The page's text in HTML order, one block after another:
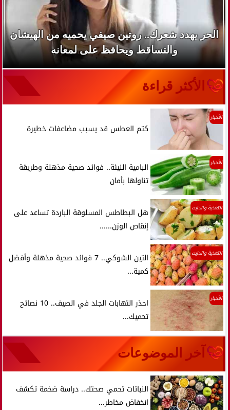
الحر يهدد شعرك.. روتين صيفي يحميه من الهيشان
والتساقط ويحافظ على لمعانه
الأكثر قراءة
الأخبار
كتم العطس قد يسبب مضاعفات خطيرة
الأخبار
البامية النيئة.. فوائد صحية مذهلة وطريقة
تناولها بأمان
التغذية والدايت
هل البطاطس المسلوقة الباردة تساعد على
إنقاص الوزن......
التغذية والدايت
التين الشوكي.. 7 فوائد صحية مذهلة وأفضل
كمية...
الأخبار
احذر التهابات الجلد في الصيف.. 10 نصائح
تحميك...
آخر الموضوعات
النباتات تحمي صحتك.. دراسة ضخمة تكشف
انخفاض مخاطر...